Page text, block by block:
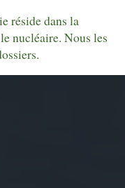
réside dans la
nucléaire. Nous les